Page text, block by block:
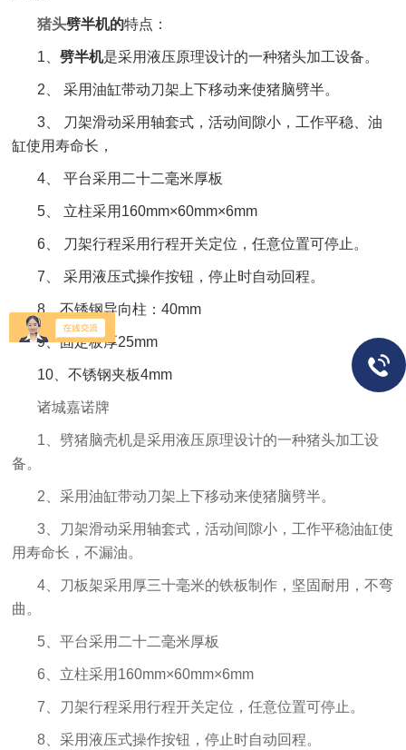
猪头劈半机的特点：
1 、劈半机是采用液压原理设计的一种猪头加工设备。
2 采用油缸带动刀架上下移动来使猪脑劈半。
3
刀架滑动采用轴套式，活动间隙小，工作平稳、油
缸使用寿命长，
4 平台采用二十二毫米厚板
5 立柱采用 160mm×60mm×6mm
6 刀架行程采用行程开关定位，任意位置可停止。
7 采用液压式操作按钮，停止时自动回程。
8、不锈钢导向柱：40mm
9、固定板厚25mm
10 、不锈钢夹板4mm
诸城嘉诺牌
1、劈猪脑壳机是采用液压原理设计的一种猪头加工设
备。
2、采用油缸带动刀架上下移动来使猪脑劈半。
3、刀架滑动采用轴套式，活动间隙小，工作平稳油缸使
用寿命长，不漏油。
4、刀板架采用厚三十毫米的铁板制作，坚固耐用，不弯
曲。
5、平台采用二十二毫米厚板
6、立柱采用160mm×60mm×6mm
7、刀架行程采用行程开关定位，任意位置可停止。
8、采用液压式操作按钮，停止时自动回程。